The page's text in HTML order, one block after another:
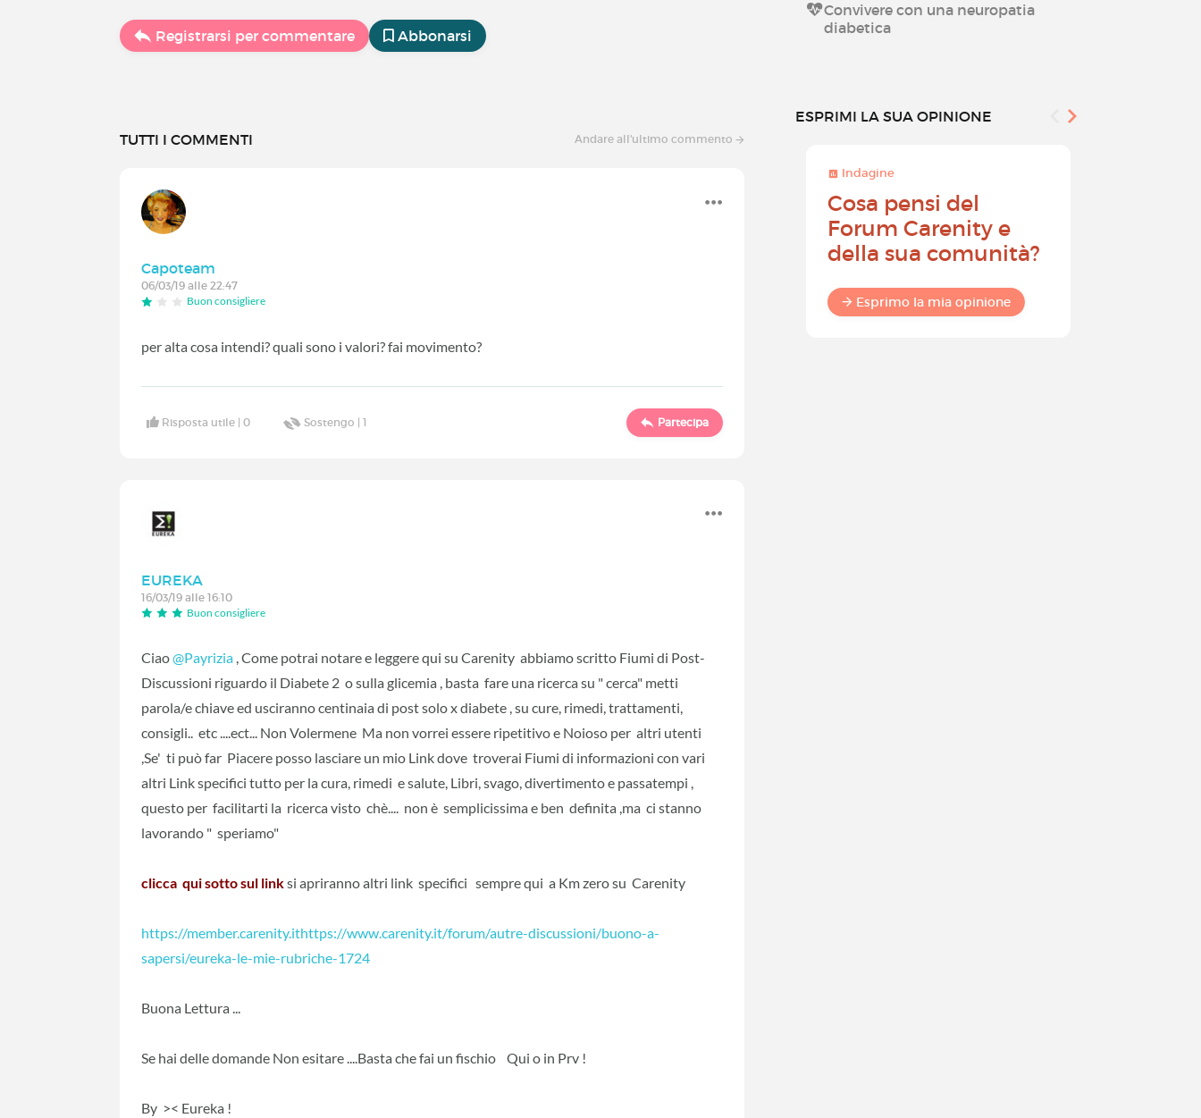
Registrarsi per commentare Abbonarsi
TUTTI I COMMENTI Andare all'ultimo commento
Capoteam
06/03/19 alle 22:47
Buon consigliere
per alta cosa intendi? quali sono i valori? fai movimento?
Risposta utile |0 Sostengo |1 Partecipa
EUREKA
16/03/19 alle 16:10
Buon consigliere
Ciao@Payrizia ‍ , Come potrai notare e leggere qui su Carenity abbiamo scritto Fiumi di Post-
Discussioni riguardo il Diabete 2 o sulla glicemia , basta fare una ricerca su " cerca" metti
parola/e chiave ed usciranno centinaia di post solo x diabete , su cure, rimedi, trattamenti,
consigli.. etc ....ect... Non Volermene Ma non vorrei essere ripetitivo e Noioso per altri utenti
,Se' ti può far Piacere posso lasciare un mio Link dove troverai Fiumi di informazioni con vari
altri Link specifici tutto per la cura, rimedi e salute, Libri, svago, divertimento e passatempi ,
questo per facilitarti la ricerca visto chè.... non è semplicissima e ben definita ,ma ci stanno
lavorando " speriamo"
clicca qui sotto sul linksi apriranno altri link specifici sempre qui a Km zero su Carenity
https://member.carenity.ithttps://www.carenity.it/forum/autre-discussioni/buono-a-
sapersi/eureka-le-mie-rubriche-1724
Buona Lettura ...
Se hai delle domande Non esitare ....Basta che fai un fischio Qui o in Prv !
By >< Eureka !
Convivere con una neuropatia
diabetica
ESPRIMI LA SUA OPINIONE
Indagine
Cosa pensi del
Forum Carenity e
della sua comunità?
Esprimo la mia opinione